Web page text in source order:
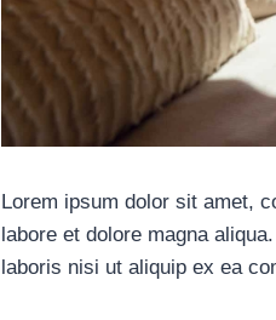
Lorem ipsum dolor sit amet,
labore et dolore magna
laboris nisi ut aliquip ex ea